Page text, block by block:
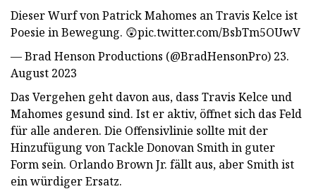
Dieser Wurf von Patrick Mahomes an Travis Kelce ist
Poesie in Bewegung. 😲pic.twitter.com/BsbTm5OUwV
— Brad Henson Productions (@BradHensonPro) 23.
August 2023
Das Vergehen geht davon aus, dass Travis Kelce und
Mahomes gesund sind. Ist er aktiv, öffnet sich das Feld
für alle anderen. Die Offensivlinie sollte mit der
Hinzufügung von Tackle Donovan Smith in guter
Form sein. Orlando Brown Jr. fällt aus, aber Smith ist
ein würdiger Ersatz.